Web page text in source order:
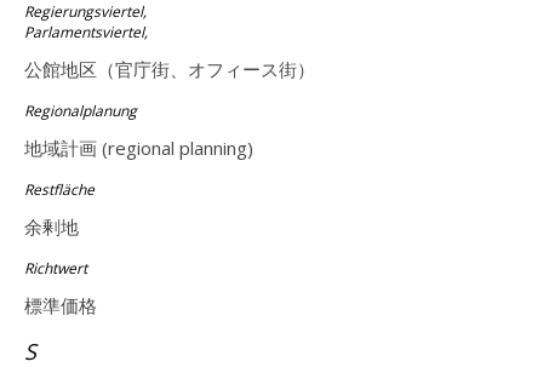
Regierungsviertel,
Parlamentsviertel,
公館地区（官庁街、オフィース街）
Regionalplanung
地域計画 (regional planning)
Restfläche
余剰地
Richtwert
標準価格
S